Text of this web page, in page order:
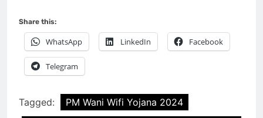
Share this:
WhatsApp LinkedIn Facebook
Telegram
Tagged:
PM Wani Wifi Yojana 2024